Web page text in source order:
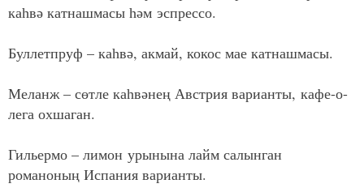
каһвә катнашмасы һәм эспрессо.
Буллетпруф – каһвә, акмай, кокос мае катнашмасы.
Меланж – сөтле каһвәнең Австрия варианты, кафе-о-
лега охшаган.
Гильермо – лимон урынына лайм салынган
романоның Испания варианты.